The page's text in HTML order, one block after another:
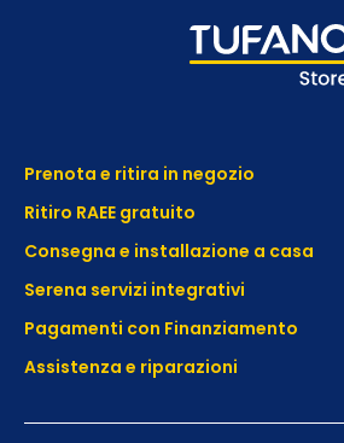
Prenota e ritira in negozio
Ritiro RAEE gratuito
Consegna e installazione a casa
Serena servizi integrativi
Pagamenti con Finanziamento
Assistenza e riparazioni